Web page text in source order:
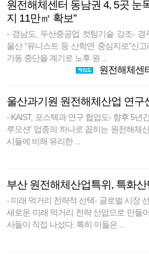
원전해체센터 동남권 4, 5곳 눈
지 11만㎡ 확보”
- 경남도, 두산중공업 컷팅기술 강조- 경
울산 “유니스트 등 산학연 중심지로”신
가동 중단을 계기로 노후 원 ...
원전해체센
울산과기원 원전해체산업 연구
- KAIST, 포스텍과 연구 협업도- 향후 5년
루오션' 업종의 하나로 꼽히는 원전해체
시들에 비해 유리한 ...
부산 원전해체산업특위, 특화산
- 미래 먹거리 전략적 선택- 글로벌 시장
새로운 미래 먹거리 전략 산업으로 만들
사들이 직접 나섰다. 특히 이들은 ...